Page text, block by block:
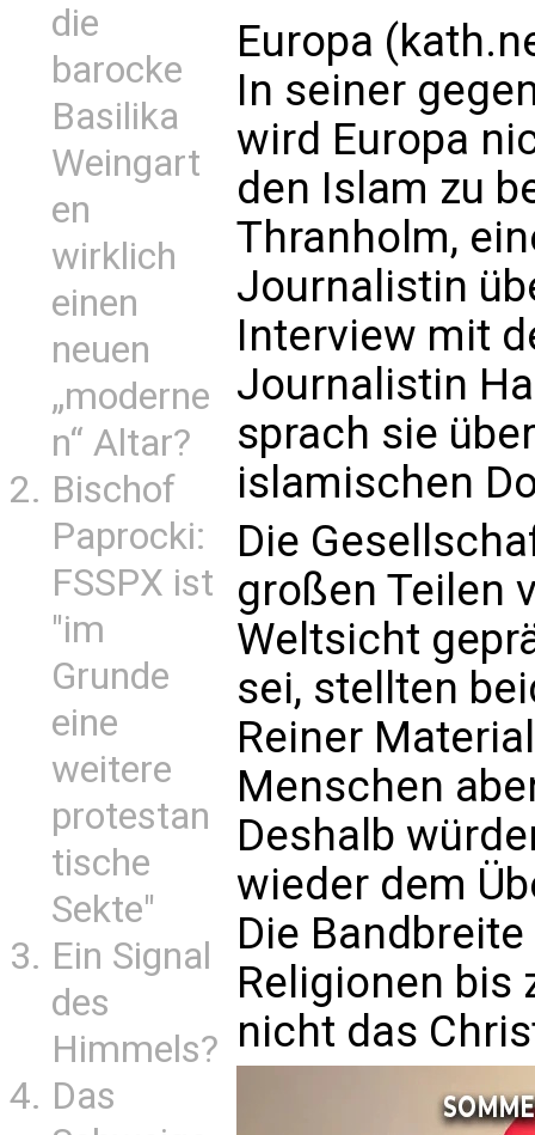
die
barocke
Basilika
Weingart
en
wirklich
einen
neuen
„moderne
n“ Altar?
Bischof
Paprocki:
FSSPX ist
"im
Grunde
eine
weitere
protestan
tische
Sekte"
Ein Signal
des
Himmels?
Das
Europa
In seiner
wird Europa
den Islam zu
Thranholm,
Journalistin
Interview mit
Journalistin
sprach sie
islamischen
Die
großen Teilen
Weltsicht
sei, stellten
Reiner
Menschen
Deshalb
wieder dem
Die
Religionen bis
nicht das